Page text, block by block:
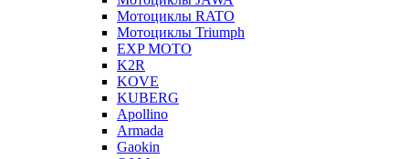
Мотоциклы RATO
Мотоциклы Triumph
EXP MOTO
K2R
KOVE
KUBERG
Apollino
Armada
Gaokin